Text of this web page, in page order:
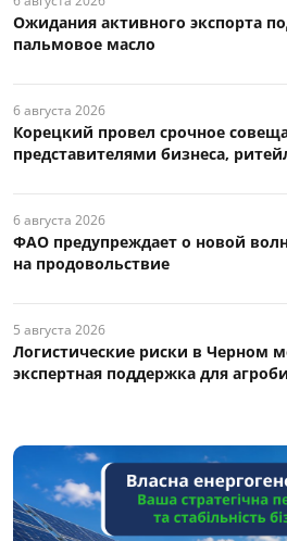
Ожидания активного экспорта
пальмовое масло
6 августа 2026
Корецкий провел срочное
представителями бизнеса,
6 августа 2026
ФАО предупреждает о новой
на продовольствие
5 августа 2026
Логистические риски в Черном
экспертная поддержка для